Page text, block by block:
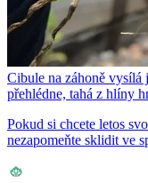
Cibule na záhoně vysílá
přehlédne, tahá z hlíny
Pokud si chcete letos
nezapomeňte sklidit ve